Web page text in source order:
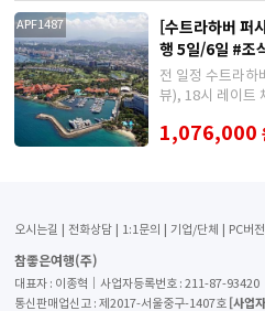
APF1487
[수트라하버 퍼
행 5일/6일 #조
험
전 일정 수트라하
뷰), 18시 레이트
1,076,000
오시는길 전화상담 1:1문의 기업/단체 PC버전
참좋은여행(주)
대표자 : 이종혁│사업자등록번호 : 211-87-93420
통신판매업신고 : 제2017-서울중구-1407호 [사업